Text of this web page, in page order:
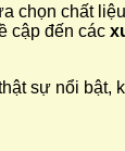
chọn chất
cập đến các
sự nổi